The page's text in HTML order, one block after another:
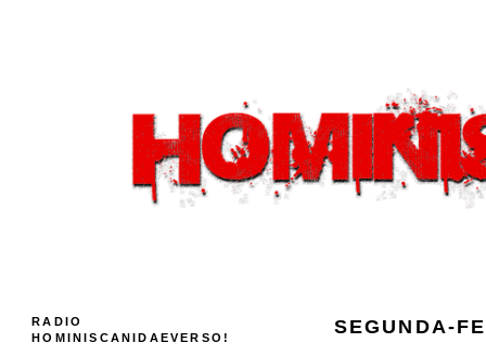
SEGUNDA-
RADIO
HOMINISCANIDAEVERSO!